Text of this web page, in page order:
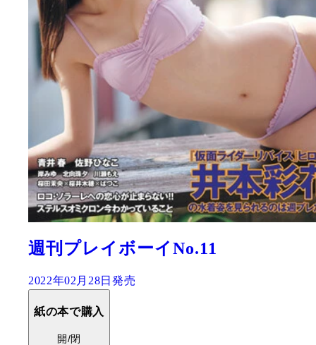
週刊プレイボーイNo.11
2022年02月28日発売
紙の本で購入
開/閉